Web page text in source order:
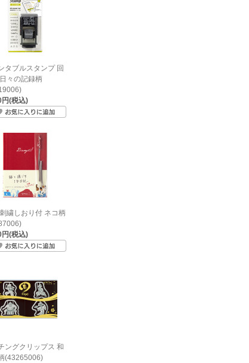
タブルスタンプ 回
々の記録柄
(税込)
繍しおり付 ネコ柄
(税込)
ングクリップス 和
(43265006)